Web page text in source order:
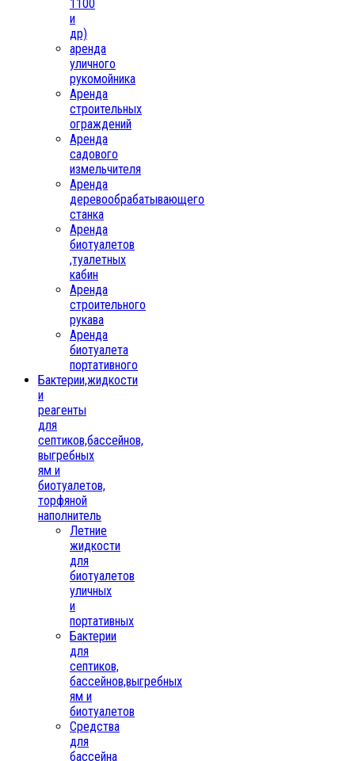
1100
и
др)
аренда
уличного
рукомойника
Аренда
строительных
ограждений
Аренда
садового
измельчителя
Аренда
деревообрабатывающего
станка
Аренда
биотуалетов
,туалетных
кабин
Аренда
строительного
рукава
Аренда
биотуалета
портативного
Бактерии,жидкости
и
реагенты
для
септиков,бассейнов,
выгребных
ям и
биотуалетов,
торфяной
наполнитель
Летние
жидкости
для
биотуалетов
уличных
и
портативных
Бактерии
для
септиков,
бассейнов,выгребных
ям и
биотуалетов
Средства
для
бассейна